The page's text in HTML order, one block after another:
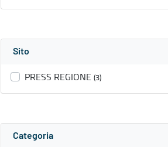
Sito
PRESS REGIONE (3)
Categoria